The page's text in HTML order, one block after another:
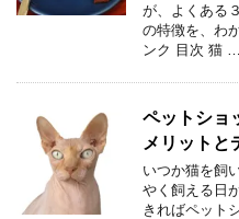
が、よくある
の特徴を、わ
ンク 目次 猫 …
ペットショ
メリットと
いつか猫を飼
やく飼える日
きればペット